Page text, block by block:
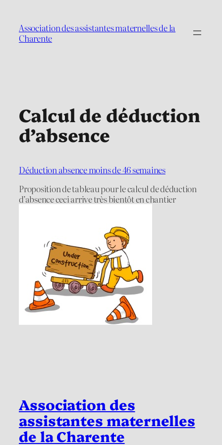
contenu
Association des assistantes maternelles de la
Charente
Calcul de déduction
d’absence
Déduction absence moins de 46 semaines
Proposition de tableau pour le calcul de déduction
d’absence ceci arrive très bientôt en chantier
Association des
assistantes maternelles
de la Charente